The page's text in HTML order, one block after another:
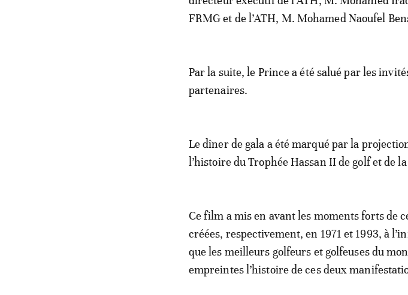
FRMG et de l’ATH, M. Mohamed Naoufel
Par la suite, le Prince a été salué par les
partenaires.
Le dîner de gala a été marqué par la
l’histoire du Trophée Hassan II de golf et de
Ce film a mis en avant les moments forts de
créées, respectivement, en 1971 et 1993, à
que les meilleurs golfeurs et golfeuses du
empreintes l’histoire de ces deux